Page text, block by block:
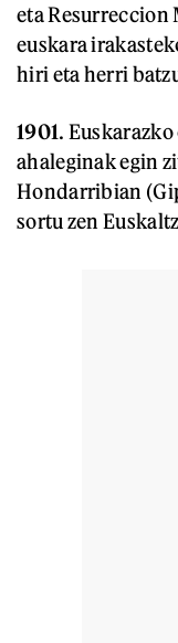
eta Resurreccion
euskara
hiri eta herri
1901.
ahaleginak egin
Hondarribian
sortu zen